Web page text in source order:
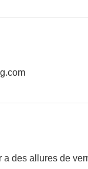
des allures de